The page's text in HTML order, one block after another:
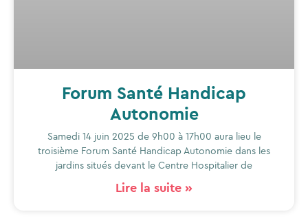
Forum Santé Handicap
Autonomie
Samedi 14 juin 2025 de 9h00 à 17h00 aura lieu le
troisième Forum Santé Handicap Autonomie dans les
jardins situés devant le Centre Hospitalier de
Lire la suite »